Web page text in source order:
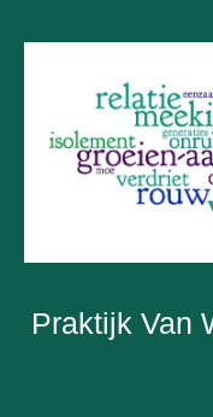
Praktijk Van